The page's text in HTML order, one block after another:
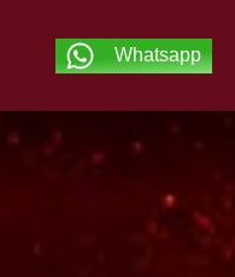
Whatsapp